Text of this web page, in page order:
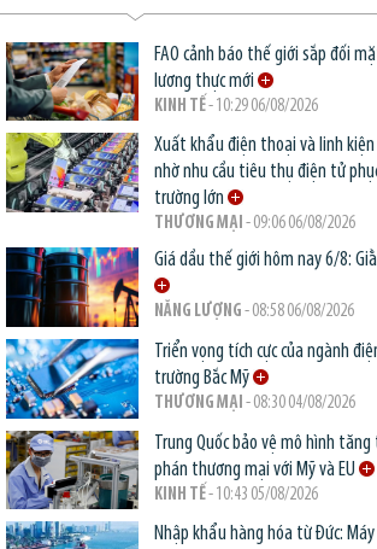
FAO cảnh báo thế giới sắp đối
lương thực mới
KINH TẾ- 10:29 06/08/2026
Xuất khẩu điện thoại và linh
nhờ nhu cầu tiêu thụ điện tử
trường lớn
THƯƠNG MẠI - 09:06 06/08/2026
Giá dầu thế giới hôm nay 6/8:
NĂNG LƯỢNG - 08:58 06/08/2026
Triển vọng tích cực của ngành
trường Bắc Mỹ
THƯƠNG MẠI - 08:30 04/08/2026
Trung Quốc bảo vệ mô hình
phán thương mại với Mỹ và EU
KINH TẾ- 10:43 05/08/2026
Nhập khẩu hàng hóa từ Đức: